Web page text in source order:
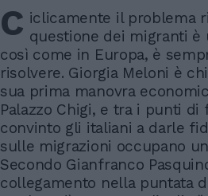
C iclicamente il problema
questione dei migranti
così come in Europa, è
risolvere. Giorgia Meloni è
sua prima manovra
Palazzo Chigi, e tra i punti di
convinto gli italiani a darle
sulle migrazioni occupano
Secondo Gianfranco
collegamento nella puntata